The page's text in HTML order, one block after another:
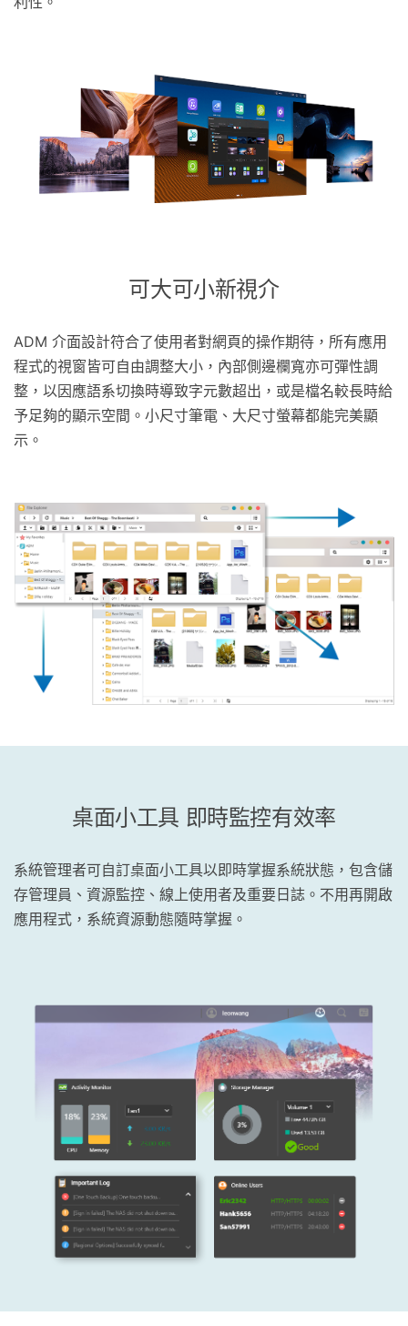
可大可小新視介
ADM 介面設計符合了使用者對網頁的操作期待，所有應用
程式的視窗皆可自由調整大小，內部側邊欄寬亦可彈性調
整，以因應語系切換時導致字元數超出，或是檔名較長時給
予足夠的顯示空間。小尺寸筆電、大尺寸螢幕都能完美顯
示。
桌面小工具 即時監控有效率
系統管理者可自訂桌面小工具以即時掌握系統狀態，包含儲
存管理員、資源監控、線上使用者及重要日誌。不用再開啟
應用程式，系統資源動態隨時掌握。